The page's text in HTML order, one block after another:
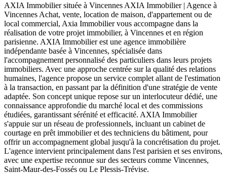
AXIA Immobilier située à Vincennes AXIA Immobilier | Agence à
Vincennes Achat, vente, location de maison, d'appartement ou de
local commercial, Axia Immobilier vous accompagne dans la
réalisation de votre projet immobilier, à Vincennes et en région
parisienne. AXIA Immobilier est une agence immobilière
indépendante basée à Vincennes, spécialisée dans
l'accompagnement personnalisé des particuliers dans leurs projets
immobiliers. Avec une approche centrée sur la qualité des relations
humaines, l'agence propose un service complet allant de l'estimation
à la transaction, en passant par la définition d'une stratégie de vente
adaptée. Son concept unique repose sur un interlocuteur dédié, une
connaissance approfondie du marché local et des commissions
étudiées, garantissant sérénité et efficacité. AXIA Immobilier
s'appuie sur un réseau de professionnels, incluant un cabinet de
courtage en prêt immobilier et des techniciens du bâtiment, pour
offrir un accompagnement global jusqu'à la concrétisation du projet.
L'agence intervient principalement dans l'est parisien et ses environs,
avec une expertise reconnue sur des secteurs comme Vincennes,
Saint-Maur-des-Fossés ou Le Plessis-Trévise.